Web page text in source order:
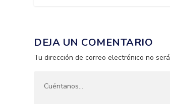
DEJA UN COMENTARIO
Tu dirección de correo electrónico no